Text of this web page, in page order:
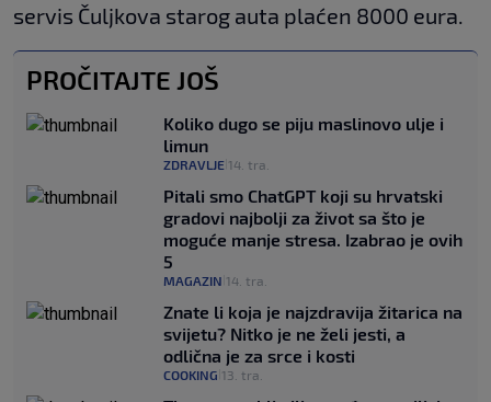
servis Čuljkova starog auta plaćen 8000 eura.
PROČITAJTE JOŠ
Koliko dugo se piju maslinovo ulje i
limun
ZDRAVLJE 14. tra.
Pitali smo ChatGPT koji su hrvatski
gradovi najbolji za život sa što je
moguće manje stresa. Izabrao je ovih
5
MAGAZIN 14. tra.
Znate li koja je najzdravija žitarica na
svijetu? Nitko je ne želi jesti, a
odlična je za srce i kosti
COOKING 13. tra.